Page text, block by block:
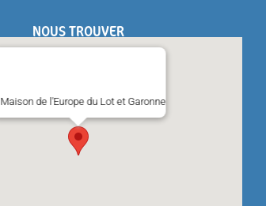
NOUS TROUVER
Maison de l'Europe du Lot et Garonne